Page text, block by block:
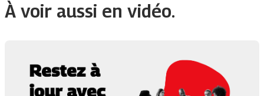
À voir aussi en vidéo.